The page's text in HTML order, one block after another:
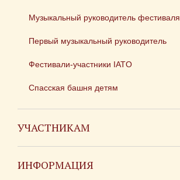
Музыкальный руководитель фестиваля
Первый музыкальный руководитель
Фестивали-участники IATO
Спасская башня детям
УЧАСТНИКАМ
ИНФОРМАЦИЯ